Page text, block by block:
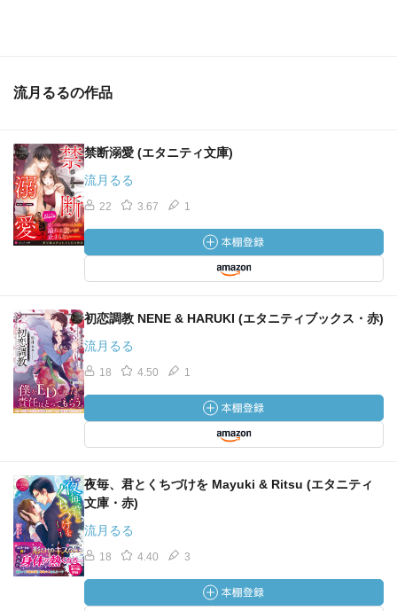
流月るるの作品
禁断溺愛 (エタニティ文庫)
流月るる
22 3.67 1
初恋調教 NENE & HARUKI (エタニティブックス・赤)
流月るる
18 4.50 1
夜毎、君とくちづけを Mayuki & Ritsu (エタニティ
文庫・赤)
流月るる
18 4.40 3